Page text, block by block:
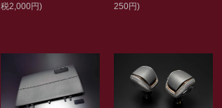
税2,000円)
250円)